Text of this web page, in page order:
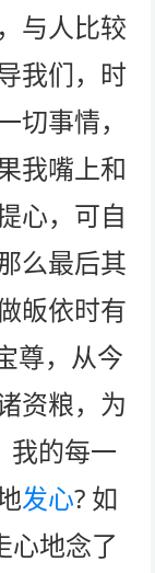
与人比较
我们，时
切事情，
我嘴上和
心，可自
么最后其
皈依时有
尊，从今
资粮，为
我的每一
发心? 如
心地念了